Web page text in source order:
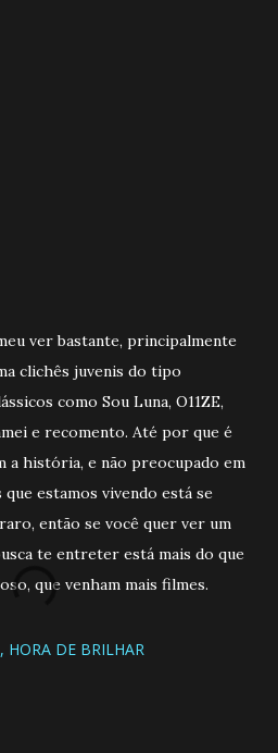
ver bastante, principalmente
clichês juvenis do tipo
como Sou Luna, O11ZE,
e recomento. Até por que é
a história, e não preocupado em
estamos vivendo está se
então se você quer ver um
te entreter está mais do que
que venham mais filmes.
HORA DE BRILHAR